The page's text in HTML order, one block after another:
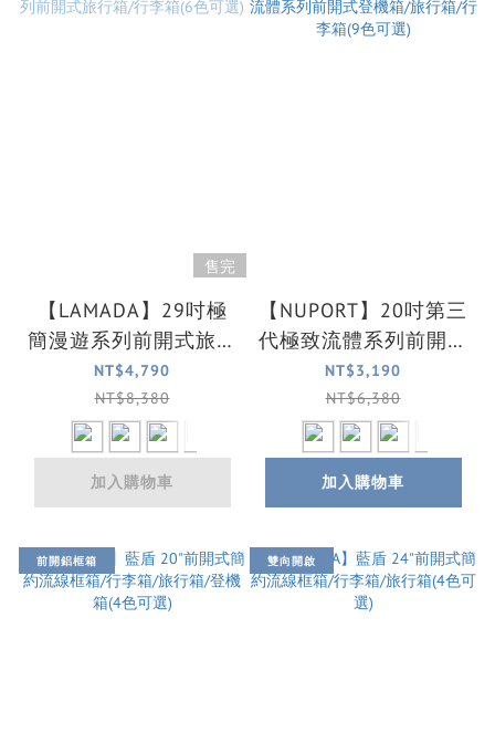
售完
【LAMADA】29吋極
簡漫遊系列前開式旅行
箱/行李箱(6色可選)
NT$4,790
NT$8,380
加入購物車
【NUPORT】20吋第三
代極致流體系列前開式
登機箱/旅行箱/行李箱
(9色可選)
NT$3,190
NT$6,380
加入購物車
前開鋁框箱 雙向開啟